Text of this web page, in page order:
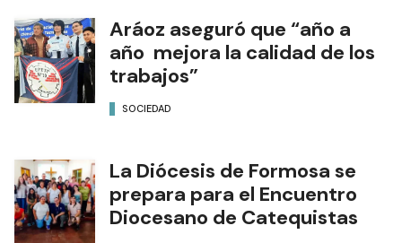
Aráoz aseguró que “año a
año mejora la calidad de los
trabajos”
SOCIEDAD
La Diócesis de Formosa se
prepara para el Encuentro
Diocesano de Catequistas